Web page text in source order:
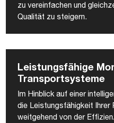
zu vereinfachen und
Qualität zu steigern.
Leistungsfähige
Transportsysteme
Im Hinblick auf einer
die Leistungsfähigkeit Ihrer
weitgehend von der